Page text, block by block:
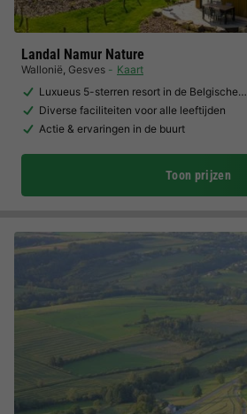
Landal Namur Nature
Wallonië, Gesves
Kaart
Luxueus 5-sterren resort in de Belgische…
Diverse faciliteiten voor alle leeftijden
Actie & ervaringen in de buurt
Toon prijzen